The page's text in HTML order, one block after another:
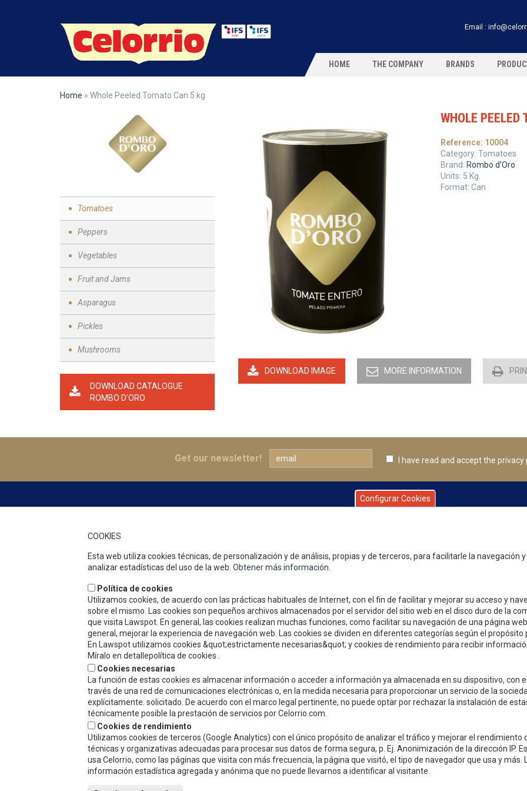
Configurar Cookies
COOKIES
Esta web utiliza cookies técnicas, de personalización y de análisis, propias y de terceros, para facilitarle la navegación y
analizar estadísticas del uso de la web.Obtener más información
Política de cookies
Utilizamos cookies, de acuerdo con las prácticas habituales de Internet, con el fin de facilitar y mejorar su acceso y
sobre el mismo. Las cookies son pequeños archivos almacenados por el servidor del sitio web en el disco duro de la
que visita Lawspot. En general, las cookies realizan muchas funciones, como facilitar su navegación de una página
general, mejorar la experiencia de navegación web. Las cookies se dividen en diferentes categorías según el
En Lawspot utilizamos cookies &quot;estrictamente necesarias&quot; y cookies de rendimiento para recibir
Míralo en detallepolítica de cookies .
Cookies necesarias
La función de estas cookies es almacenar información o acceder a información ya almacenada en su dispositivo, con
través de una red de comunicaciones electrónicas o, en la medida necesaria para proporcionar un servicio de la
explícitamente. solicitado. De acuerdo con el marco legal pertinente, no puede optar por rechazar la instalación de
técnicamente posible la prestación de servicios por Celorrio.com.
Cookies de rendimiento
Utilizamos cookies de terceros (Google Analytics) con el único propósito de analizar el tráfico y mejorar el
técnicas y organizativas adecuadas para procesar sus datos de forma segura, p. Ej. Anonimización de la dirección IP.
usa Celorrio, como las páginas que visita con más frecuencia, la página que visitó, el tipo de navegador que usa y
información estadística agregada y anónima que no puede llevarnos a identificar al visitante.
Email :
HOME THE COMPANY BRANDS
Home » Whole Peeled Tomato Can 5 kg
Tomatoes
Peppers
Vegetables
Fruit and Jams
Asparagus
Pickles
Mushrooms
DOWNLOAD CATALOGUE
ROMBO D'ORO
WHOLE
Reference: 10004
Category: Tomatoes
Brand: Rombo d'Oro
Units: 5 Kg.
Format: Can
DOWNLOAD IMAGE MORE INFORMATION
Get our newsletter! I have read and acceptthe privacy
Celorrio is a group of companies with
over 40 years’ history, specialising in fruit
the quality of our products, service and
attention to our clients, together with our
competitive prices have earned us a solid
reputation and widespread recognition.
Polígono Tejerías, zona sur, Calle G
Fax.
+34 941 132 512
info@celorrio.com